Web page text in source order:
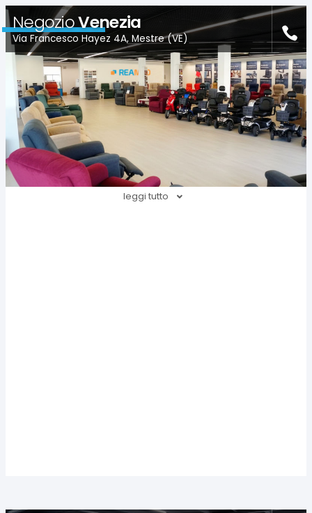
NegozioVenezia
Via Francesco Hayez 4A, Mestre (VE)
leggi tutto